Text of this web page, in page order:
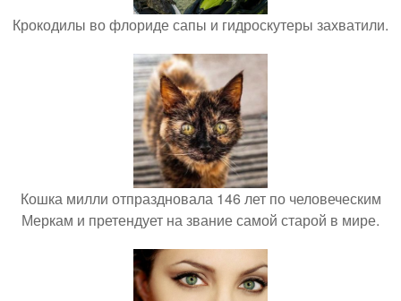
Крокодилы во флориде сапы и гидроскутеры захватили.
Кошка милли отпраздновала 146 лет по человеческим
Меркам и претендует на звание самой старой в мире.